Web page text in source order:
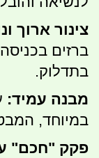
צינור ארוך
ברזים
בתדלוק.
מבנה עמיד:
במיוחד,
פקק "חכם"